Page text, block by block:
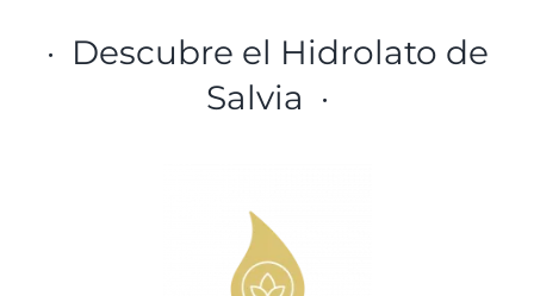
· Descubre el Hidrolato de
Salvia ·